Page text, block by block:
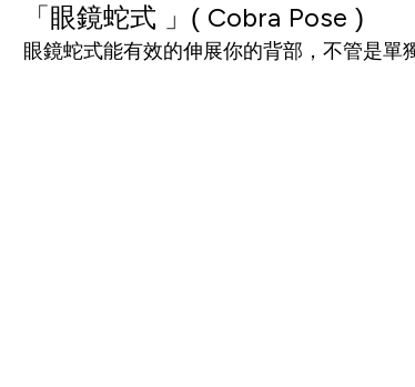
「 眼鏡蛇式 」( Cobra Pose )
眼鏡蛇式能有效的伸展你的背部，不管是單